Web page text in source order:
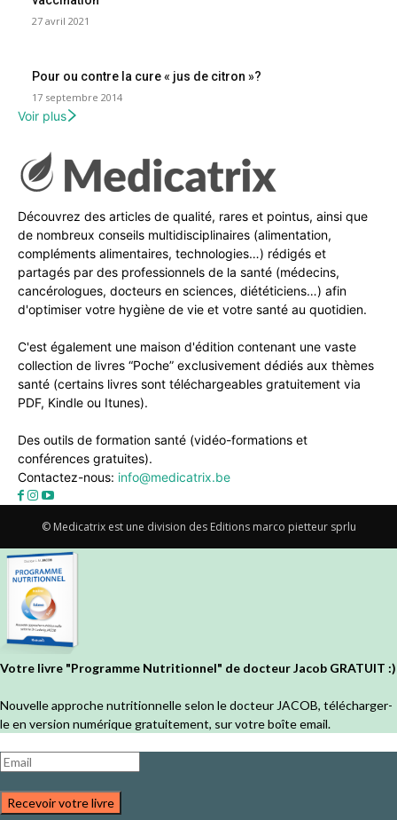
27 avril 2021
Pour ou contre la cure « jus de citron »?
17 septembre 2014
Voir plus
Découvrez des articles de qualité, rares et pointus, ainsi que
de nombreux conseils multidisciplinaires (alimentation,
compléments alimentaires, technologies…) rédigés et
partagés par des professionnels de la santé (médecins,
cancérologues, docteurs en sciences, diététiciens…) afin
d'optimiser votre hygiène de vie et votre santé au quotidien.
C'est également une maison d'édition contenant une vaste
collection de livres “Poche” exclusivement dédiés aux thèmes
santé (certains livres sont téléchargeables gratuitement via
PDF, Kindle ou Itunes).
Des outils de formation santé (vidéo-formations et
conférences gratuites).
Contactez-nous: info@medicatrix.be
© Medicatrix est une division des Editions marco pietteur sprlu
Votre livre "Programme Nutritionnel" de docteur Jacob GRATUIT :)
Nouvelle approche nutritionnelle selon le docteur JACOB, télécharger-
le en version numérique gratuitement, sur votre boîte email.
Recevoir votre livre